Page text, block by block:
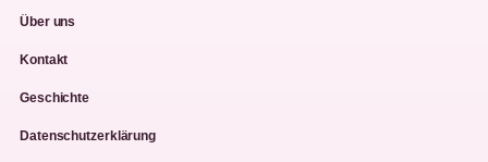
Über uns
Kontakt
Geschichte
Datenschutzerklärung